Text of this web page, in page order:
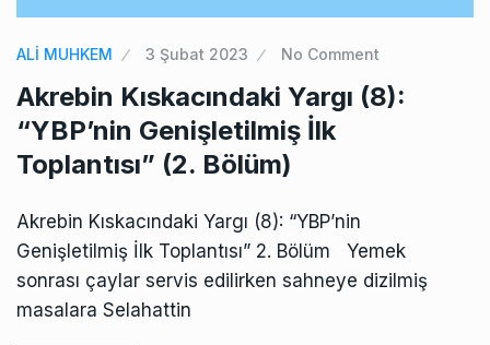
ALİ MUHKEM 3 Şubat 2023 No Comment
Akrebin Kıskacındaki Yargı (8):
“YBP’nin Genişletilmiş İlk
Toplantısı” (2. Bölüm)
Akrebin Kıskacındaki Yargı (8): “YBP’nin
Genişletilmiş İlk Toplantısı” 2. Bölüm Yemek
sonrası çaylar servis edilirken sahneye dizilmiş
masalara Selahattin